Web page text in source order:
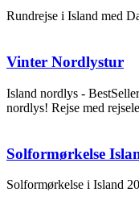
Rundrejse i Island med
Vinter Nordlystur
Island nordlys -
nordlys! Rejse med
Solformørkelse
Solformørkelse i Island